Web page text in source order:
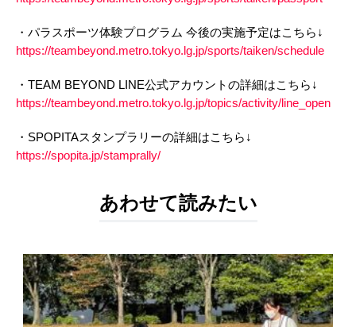
・パラスポーツ体験プログラム 今後の実施予定はこちら↓
https://teambeyond.metro.tokyo.lg.jp/sports/taiken/schedule
・TEAM BEYOND LINE公式アカウントの詳細はこちら↓
https://teambeyond.metro.tokyo.lg.jp/topics/activity/line_open
・SPOPITAスタンプラリーの詳細はこちら↓
https://spopita.jp/stamprally/
あわせて読みたい